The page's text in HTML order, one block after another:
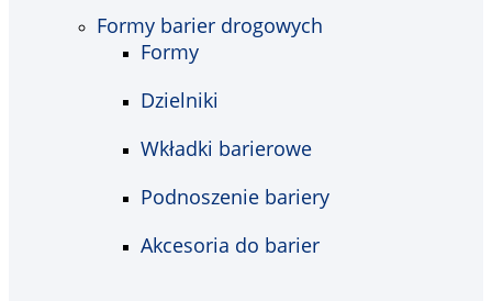
Formy barier drogowych
Formy
Dzielniki
Wkładki barierowe
Podnoszenie bariery
Akcesoria do barier